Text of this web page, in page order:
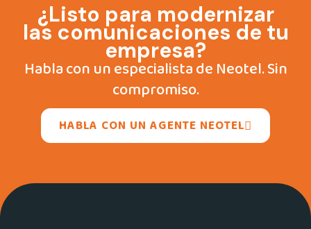
¿Listo para modernizar
las comunicaciones de tu
empresa?
Habla con un especialista de Neotel. Sin
compromiso.
HABLA CON UN AGENTE NEOTEL